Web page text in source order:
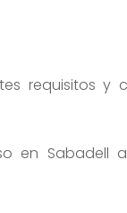
requisitos y
en Sabadell